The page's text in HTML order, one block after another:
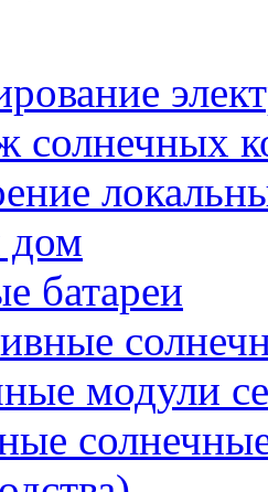
солнечных
батареи
модули